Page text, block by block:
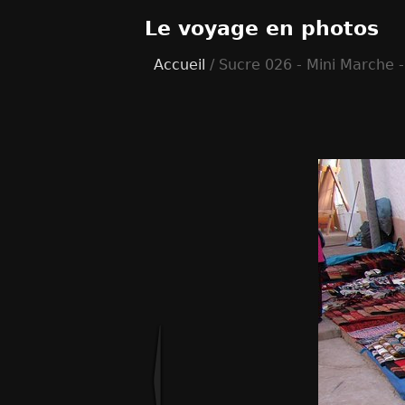
Le voyage en photos
Accueil / Sucre 026 - Mini Marche